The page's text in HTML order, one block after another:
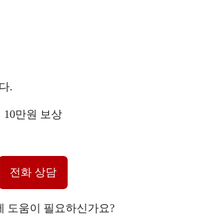
.
10만원 보상
전화 상담
도움이 필요하신가요?